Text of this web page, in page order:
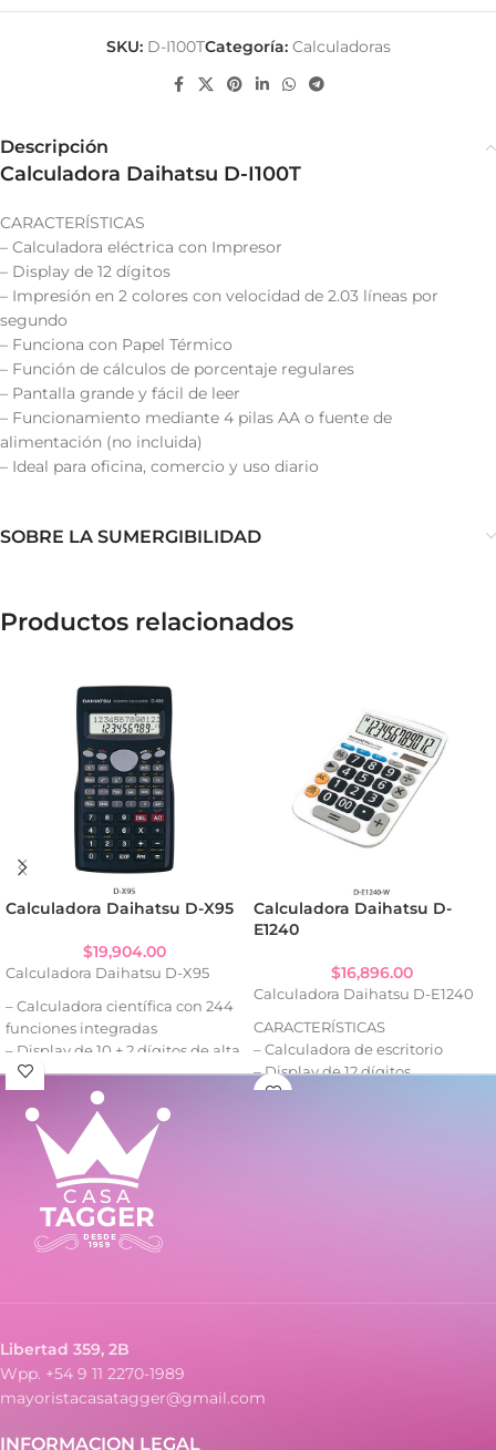
SKU: D-I100TCategoría: Calculadoras
Descripción
Calculadora Daihatsu D-I100T
CARACTERÍSTICAS
– Calculadora eléctrica con Impresor
– Display de 12 dígitos
– Impresión en 2 colores con velocidad de 2.03 líneas por
segundo
– Funciona con Papel Térmico
– Función de cálculos de porcentaje regulares
– Pantalla grande y fácil de leer
– Funcionamiento mediante 4 pilas AA o fuente de
alimentación (no incluida)
– Ideal para oficina, comercio y uso diario
SOBRE LA SUMERGIBILIDAD
Productos relacionados
Calculadora Daihatsu D-X95
$19,904.00
Calculadora Daihatsu D-X95
– Calculadora científica con 244
funciones integradas
– Display de 10 + 2 dígitos de alta
visibilidad
– Ideal para cálculos avanzados y
porcentajes
– Apagado automático para
ahorro de energía
– Teclas de caucho suaves y
cómodas al tacto
– Carcasa de plástico
– Ideal para estudiantes y
Calculadora Daihatsu D-
E1240
$16,896.00
Calculadora Daihatsu D-E1240
CARACTERÍSTICAS
– Calculadora de escritorio
– Display de 12 dígitos
– Función de cálculos de
Libertad 359, 2B
Wpp. +54 9 11 2270-1989
mayoristacasatagger@gmail.com
INFORMACION LEGAL